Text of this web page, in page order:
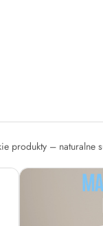
produkty – naturalne